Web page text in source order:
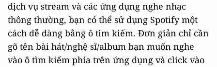
dịch vụ stream và các ứng dụng nghe nhạc
thông thường, bạn có thể sử dụng Spotify một
cách dễ dàng bằng ô tìm kiếm. Đơn giản chỉ cần
gõ tên bài hát/nghệ sĩ/album bạn muốn nghe
vào ô tìm kiếm phía trên ứng dụng và click vào